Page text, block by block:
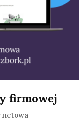
firmowej